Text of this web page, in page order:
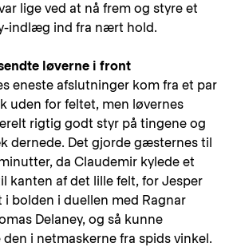
lige ved at nå frem og styre et
indlæg ind fra nært hold.
løverne i front
eneste afslutninger kom fra et par
uden for feltet, men løvernes
rigtig godt styr på tingene og
dernede. Det gjorde gæsternes til
da Claudemir kylede et
kanten af det lille felt, for Jesper
i bolden i duellen med Ragnar
Delaney, og så kunne
i netmaskerne fra spids vinkel.